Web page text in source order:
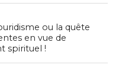
ou la quête
en vue de
spirituel !